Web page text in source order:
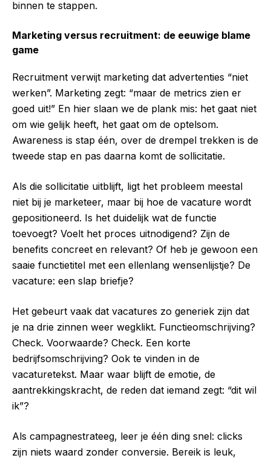
binnen te stappen.
Marketing versus recruitment: de eeuwige blame
game
Recruitment verwijt marketing dat advertenties “niet
werken”. Marketing zegt: “maar de metrics zien er
goed uit!” En hier slaan we de plank mis: het gaat niet
om wie gelijk heeft, het gaat om de optelsom.
Awareness is stap één, over de drempel trekken is de
tweede stap en pas daarna komt de sollicitatie.
Als die sollicitatie uitblijft, ligt het probleem meestal
niet bij je marketeer, maar bij hoe de vacature wordt
gepositioneerd. Is het duidelijk wat de functie
toevoegt? Voelt het proces uitnodigend? Zijn de
benefits concreet en relevant? Of heb je gewoon een
saaie functietitel met een ellenlang wensenlijstje? De
vacature: een slap briefje?
Het gebeurt vaak dat vacatures zo generiek zijn dat
je na drie zinnen weer wegklikt. Functieomschrijving?
Check. Voorwaarde? Check. Een korte
bedrijfsomschrijving? Ook te vinden in de
vacaturetekst. Maar waar blijft de emotie, de
aantrekkingskracht, de reden dat iemand zegt: “dit wil
ik”?
Als campagnestrateeg, leer je één ding snel: clicks
zijn niets waard zonder conversie. Bereik is leuk,